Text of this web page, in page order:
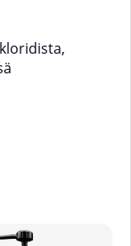
tekevät